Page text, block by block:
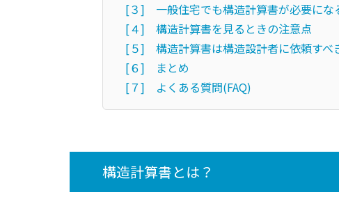
[３] 一般住宅でも構造計算書が必要にな
[４] 構造計算書を見るときの注意点
[５] 構造計算書は構造設計者に依頼すべ
[６] まとめ
[７] よくある質問(FAQ)
構造計算書とは？